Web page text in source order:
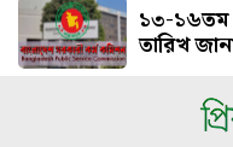
১৩-১৬তম
তারিখ